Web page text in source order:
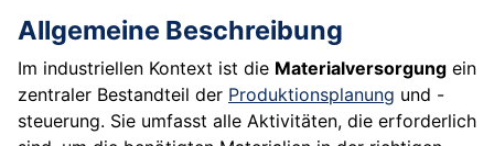
Allgemeine Beschreibung
Im industriellen Kontext ist die Materialversorgung ein
zentraler Bestandteil der Produktionsplanung und -
steuerung. Sie umfasst alle Aktivitäten, die erforderlich